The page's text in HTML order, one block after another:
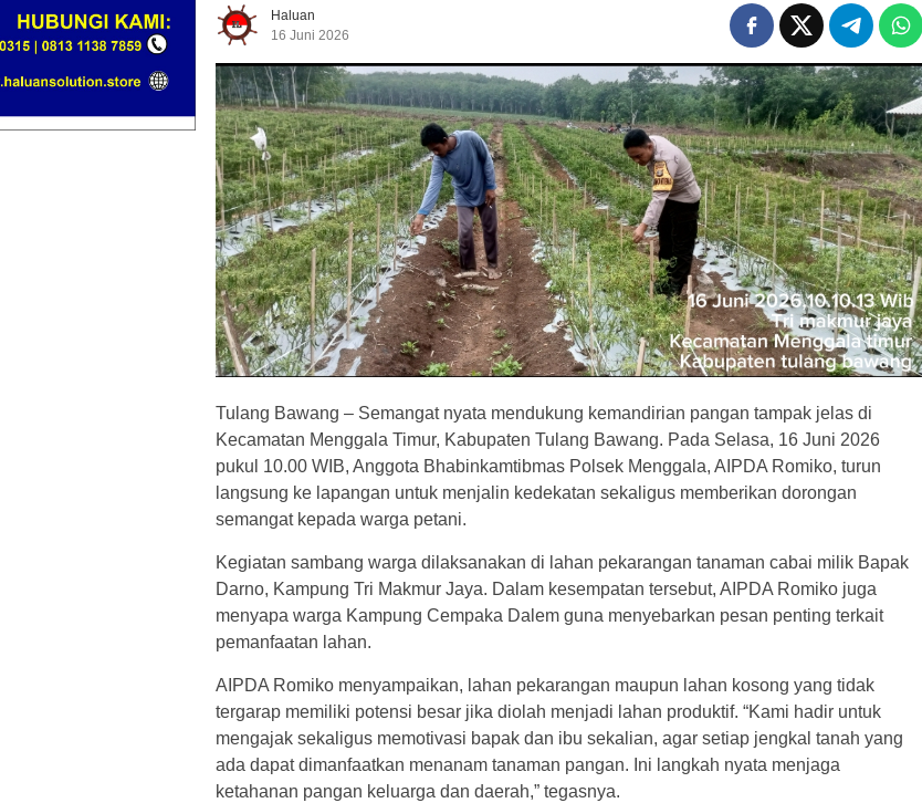
Haluan
16 Juni 2026
Tulang Bawang – Semangat nyata mendukung kemandirian pangan tampak jelas di
Kecamatan Menggala Timur, Kabupaten Tulang Bawang. Pada Selasa, 16 Juni 2026
pukul 10.00 WIB, Anggota Bhabinkamtibmas Polsek Menggala, AIPDA Romiko, turun
langsung ke lapangan untuk menjalin kedekatan sekaligus memberikan dorongan
semangat kepada warga petani.
Kegiatan sambang warga dilaksanakan di lahan pekarangan tanaman cabai milik Bapak
Darno, Kampung Tri Makmur Jaya. Dalam kesempatan tersebut, AIPDA Romiko juga
menyapa warga Kampung Cempaka Dalem guna menyebarkan pesan penting terkait
pemanfaatan lahan.
AIPDA Romiko menyampaikan, lahan pekarangan maupun lahan kosong yang tidak
tergarap memiliki potensi besar jika diolah menjadi lahan produktif. “Kami hadir untuk
mengajak sekaligus memotivasi bapak dan ibu sekalian, agar setiap jengkal tanah yang
ada dapat dimanfaatkan menanam tanaman pangan. Ini langkah nyata menjaga
ketahanan pangan keluarga dan daerah,” tegasnya.